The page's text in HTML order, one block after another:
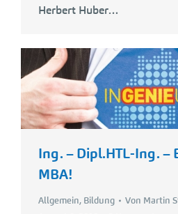
Herbert Huber…
Ing. – Dipl.HTL-Ing. –
MBA!
Allgemein, Bildung Von Martin